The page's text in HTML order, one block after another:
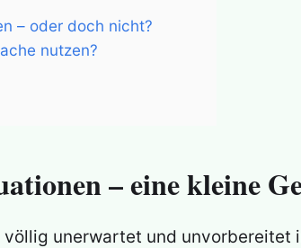
– oder doch nicht?
nutzen?
– eine kleine
unerwartet und unvorbereitet